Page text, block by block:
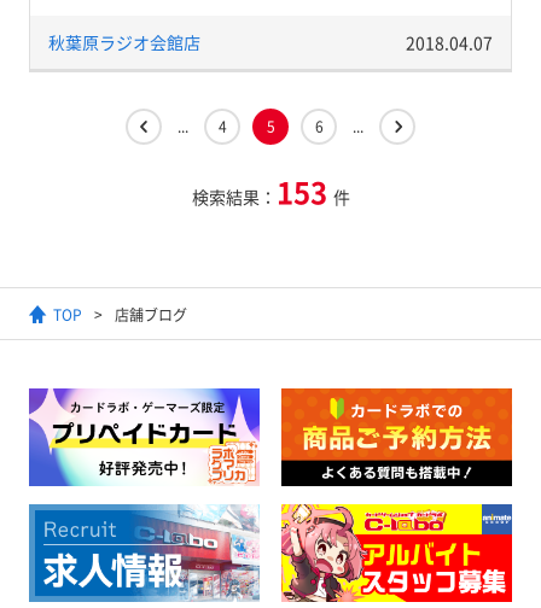
秋葉原ラジオ会館店 2018.04.07
... 4 5 6 ...
検索結果： 153 件
TOP 店舗ブログ